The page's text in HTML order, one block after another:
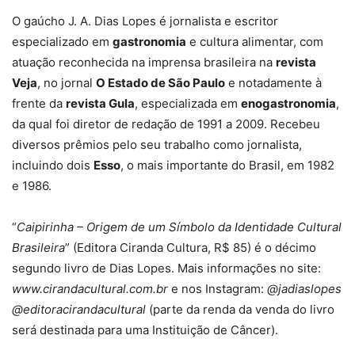
O gaúcho J. A. Dias Lopes é jornalista e escritor
especializado em gastronomia e cultura alimentar, com
atuação reconhecida na imprensa brasileira na revista
Veja, no jornal O Estado de São Paulo e notadamente à
frente da revista Gula, especializada em enogastronomia,
da qual foi diretor de redação de 1991 a 2009. Recebeu
diversos prêmios pelo seu trabalho como jornalista,
incluindo dois Esso, o mais importante do Brasil, em 1982
e 1986.
“Caipirinha – Origem de um Símbolo da Identidade Cultural
Brasileira” (Editora Ciranda Cultura, R$ 85) é o décimo
segundo livro de Dias Lopes. Mais informações no site:
www.cirandacultural.com.br e nos Instagram: @jadiaslopes
@editoracirandacultural (parte da renda da venda do livro
será destinada para uma Instituição de Câncer).